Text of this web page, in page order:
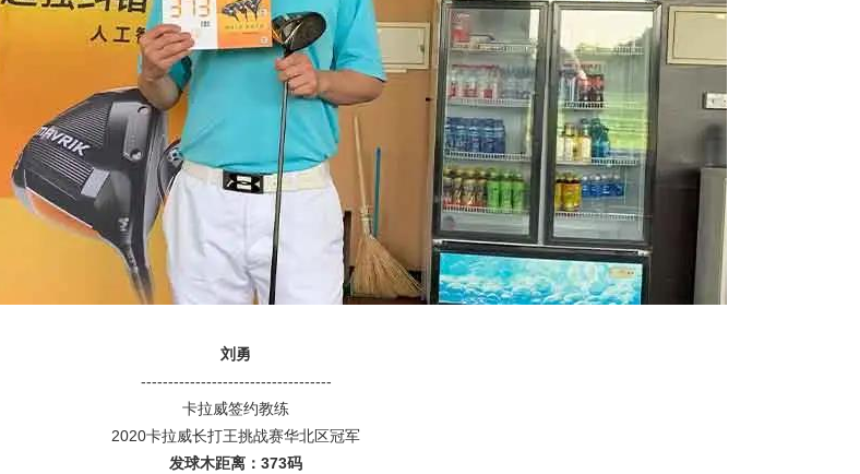
刘勇
-----------------------------------
卡拉威签约教练
2020卡拉威长打王挑战赛华北区冠军
发球木距离：373码